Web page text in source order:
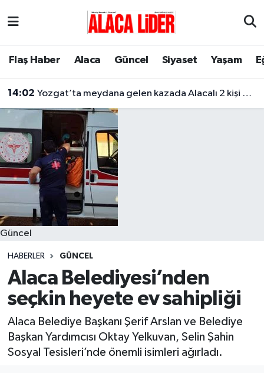
Flaş Haber Alaca Güncel Siyaset Yaşam
14:02 Yozgat’ta meydana gelen kazada Alacalı 2 kişi hayatını kaybetti
Güncel
HABERLER GÜNCEL
Alaca Belediyesi’nden
seçkin heyete ev sahipliği
Alaca Belediye Başkanı Şerif Arslan ve Belediye
Başkan Yardımcısı Oktay Yelkuvan, Selin Şahin
Sosyal Tesisleri’nde önemli isimleri ağırladı.
Çorum Nöbetçi Eczaneler
Çorum Trafik Yoğunluk Haritası
Süper Lig Puan Durumu ve Fikstür
Tüm Manşetler
Son Dakika Haberleri
Haber Arşivi